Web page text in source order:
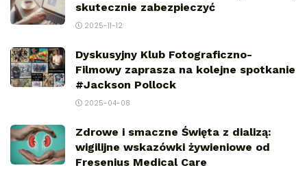
skutecznie zabezpieczyć
2025-11-12
Dyskusyjny Klub Fotograficzno-
Filmowy zaprasza na kolejne spotkanie
#Jackson Pollock
2025-04-08
Zdrowe i smaczne Święta z dializą:
wigilijne wskazówki żywieniowe od
Fresenius Medical Care